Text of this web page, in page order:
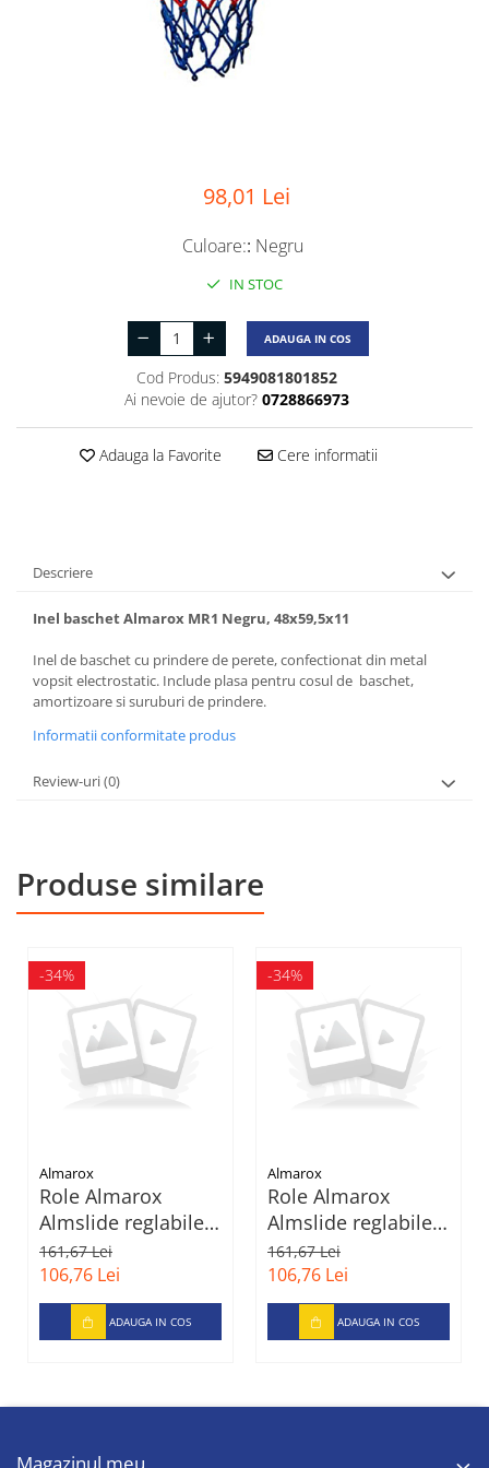
98,01 Lei
Culoare:: Negru
IN STOC
ADAUGA IN COS
Cod Produs: 5949081801852
Ai nevoie de ajutor? 0728866973
Adauga la Favorite Cere informatii
Descriere
Inel baschet Almarox MR1 Negru, 48x59,5x11
Inel de baschet cu prindere de perete, confectionat din metal
vopsit electrostatic. Include plasa pentru cosul de baschet,
amortizoare si suruburi de prindere.
Informatii conformitate produs
Review-uri(0)
Produse similare
-34%
Almarox
Role Almarox
Almslide reglabile
pentru copii, 35-38,
Albastru
161,67 Lei
106,76 Lei
ADAUGA IN COS
-34%
Almarox
Role Almarox
Almslide reglabile
pentru copii, 31-34,
Albastru
161,67 Lei
106,76 Lei
ADAUGA IN COS